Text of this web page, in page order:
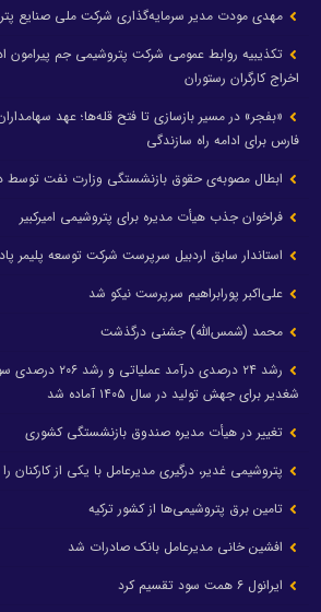
مهدی مودت مدیر سرمایه‌گذاری شرکت ملی صنایع
تکذیبیه روابط عمومی شرکت پتروشیمی جم پیرامون
اخراج کارگران رستوران
«بفجر» در مسیر بازسازی تا فتح قله‌ها؛ عهد
فارس برای ادامه راه سازندگی
ابطال مصوبه‌ی حقوق بازنشستگی وزارت نفت توسط
فراخوان جذب هیأت مدیره برای پتروشیمی امیرکبیر
استاندار سابق اردبیل سرپرست شرکت توسعه پلیمر
علی‌اکبر پورابراهیم سرپرست نیکو شد
محمد (شمس‌الله) جشنی درگذشت
رشد ۲۴ درصدی
شغدیر برای جهش تولید در سال ۱۴۰۵ آماده شد
تغییر در هیأت مدیره صندوق بازنشستگی کشوری
پتروشیمی غدیر، درگیری مدیرعامل با یکی از کارکنان
تامین برق پتروشیمی‌ها از کشور ترکیه
افشین خانی مدیرعامل بانک صادرات شد
ایرانول ۶ همت سود تقسیم کرد